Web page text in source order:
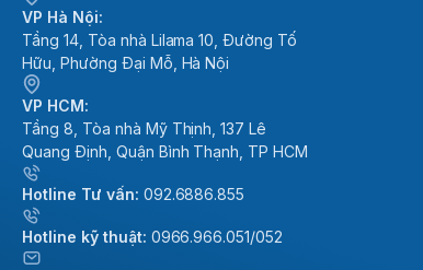
VP Hà Nội:
Tầng 14, Tòa nhà Lilama 10, Đường Tố
Hữu, Phường Đại Mỗ, Hà Nội
VP HCM:
Tầng 8, Tòa nhà Mỹ Thịnh, 137 Lê
Quang Định, Quận Bình Thạnh, TP HCM
Hotline Tư vấn: 092.6886.855
Hotline kỹ thuật: 0966.966.051/052